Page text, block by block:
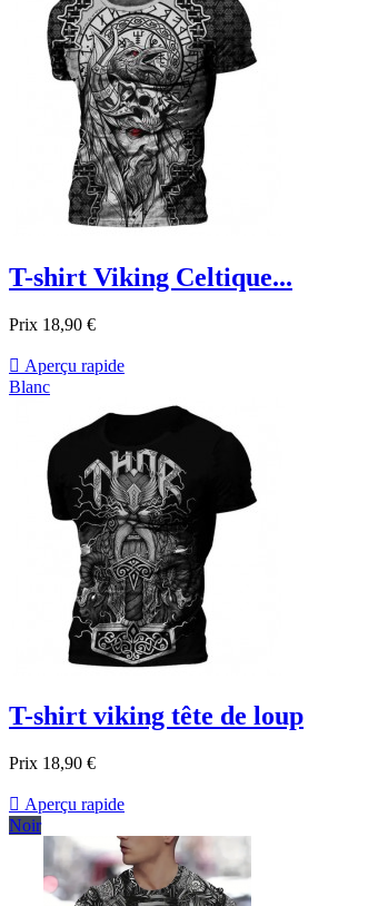
T-shirt Viking Celtique...
Prix 18,90 €
 Aperçu rapide
Blanc
T-shirt viking tête de loup
Prix 18,90 €
 Aperçu rapide
Noir